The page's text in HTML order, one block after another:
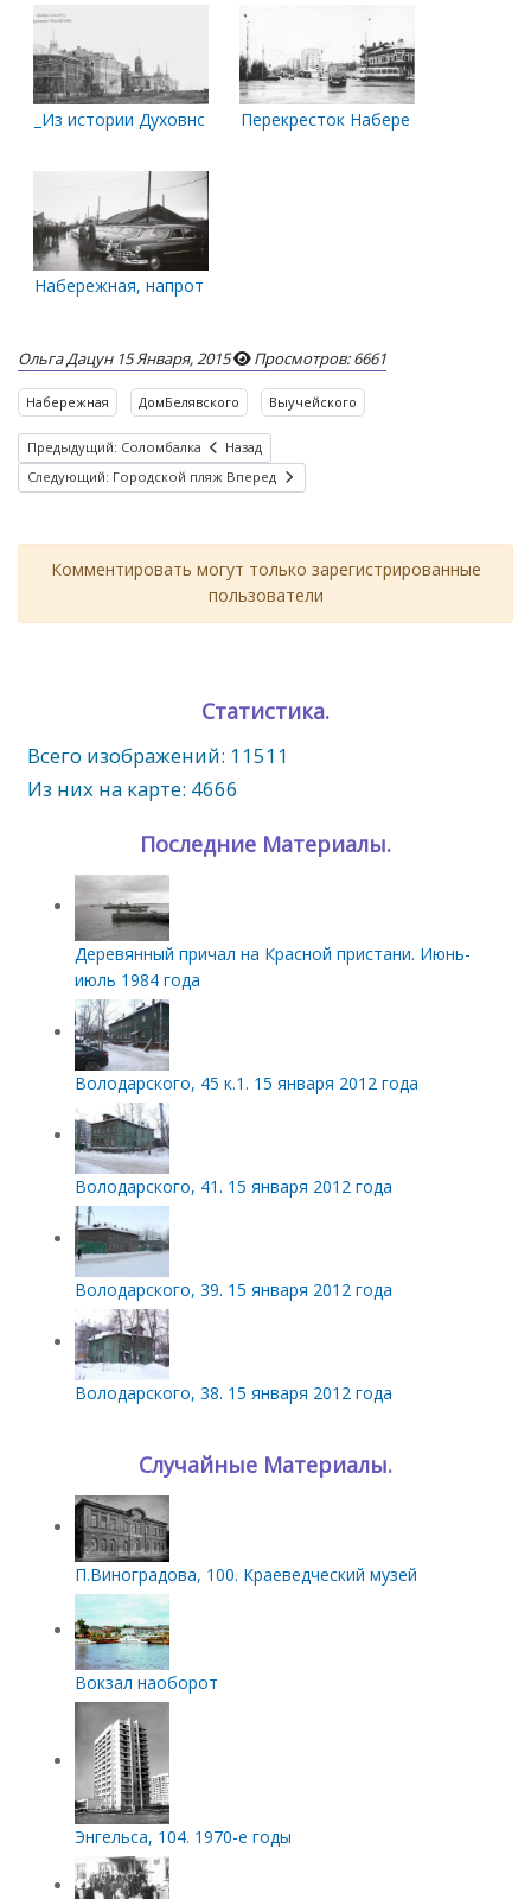
_Из истории Духовной КонсисторииПерекресток Набережной улицы
Набережная, напротив ул. Выучейского. 1960-е годы
Ольга Дацун 15 Января, 2015 Просмотров: 6661
Набережная ДомБелявского Выучейского
Предыдущий: Соломбалка
Назад
Следующий: Городской пляж Вперед
Комментировать могут только зарегистрированные
пользователи
Статистика.
Всего изображений: 11511
Из них на карте: 4666
Последние Материалы.
Деревянный причал на Красной пристани. Июнь-
июль 1984 года
Володарского, 45 к.1. 15 января 2012 года
Володарского, 41. 15 января 2012 года
Володарского, 39. 15 января 2012 года
Володарского, 38. 15 января 2012 года
Случайные Материалы.
П.Виноградова, 100. Краеведческий музей
Вокзал наоборот
Энгельса, 104. 1970-е годы